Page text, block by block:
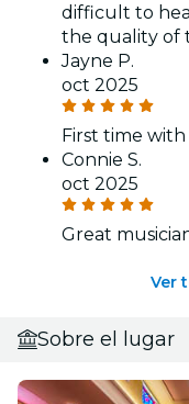
difficult to
the quality of
Jayne P.
oct 2025
First time
Connie S.
oct 2025
Great
Ver
Sobre el lugar